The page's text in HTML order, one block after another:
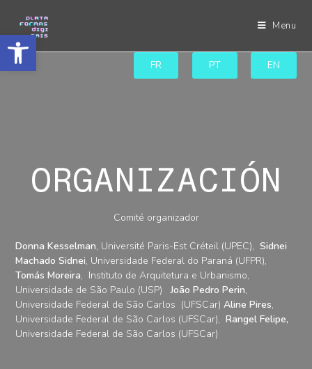
Abrir a barra de ferramentasMenu
EN
PT
FR
ORGANIZACIÓN
Comité organizador
Donna Kesselman, Université Paris-Est Créteil (UPEC),Sidnei
Machado Sidnei, Universidade Federal do Paraná (UFPR),
Tomás Moreira, Instituto de Arquitetura e Urbanismo,
Universidade de São Paulo (USP)João Pedro Perin,
Universidade Federal de São Carlos (UFSCar)Aline Pires,
Universidade Federal de São Carlos (UFSCar),Rangel Felipe,
Universidade Federal de São Carlos (UFSCar)